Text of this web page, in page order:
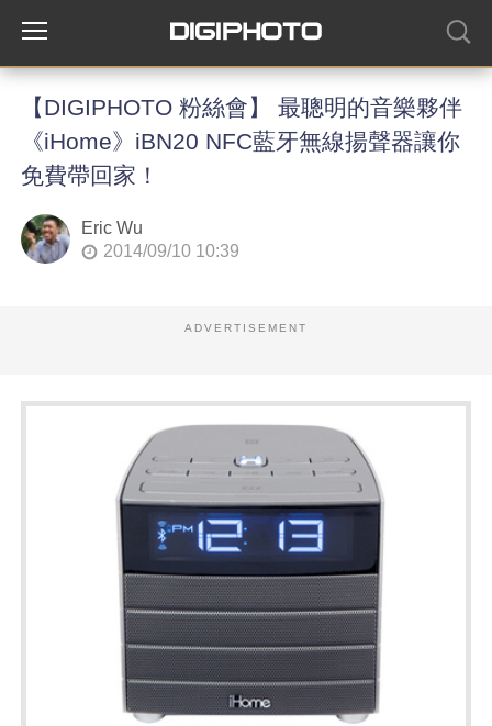
【DIGIPHOTO 粉絲會】 最聰明的音樂夥伴
《iHome》iBN20 NFC藍牙無線揚聲器讓你
免費帶回家！
Eric Wu
2014/09/10 10:39
ADVERTISEMENT